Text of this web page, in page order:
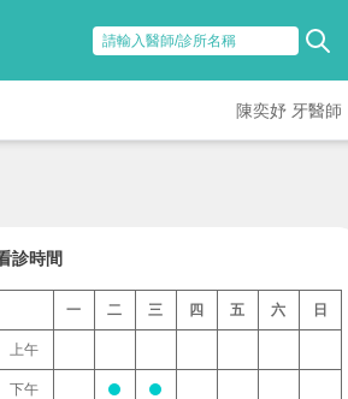
陳奕妤 牙醫師
診時間
一 二 三 四 五 六 日
上午
下午